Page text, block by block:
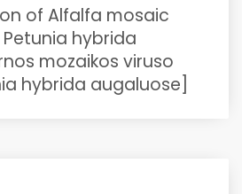
of Alfalfa mosaic
hybrida
mozaikos viruso
hybrida augaluose]